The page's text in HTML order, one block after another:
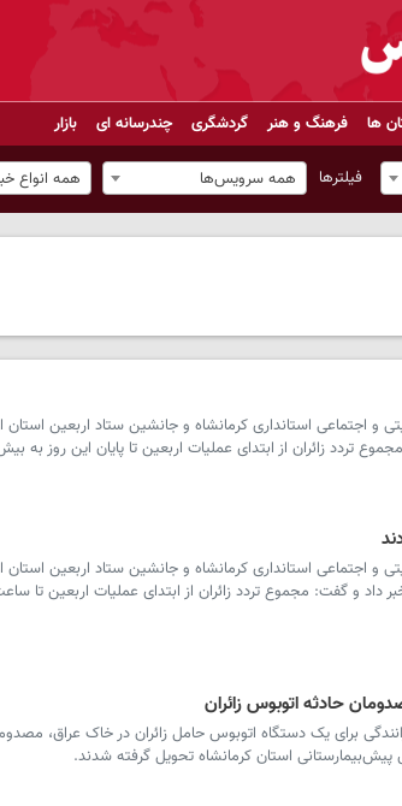
ها فرهنگ و هنر گردشگری چندرسانه ای بازار
فیلترها همه سرویس‌ها همه انواع
حادثه اتوبوس زائران
برای یک دستگاه اتوبوس حامل زائران در خاک عراق،
استان کرمانشاه تحویل گرفته شدند.